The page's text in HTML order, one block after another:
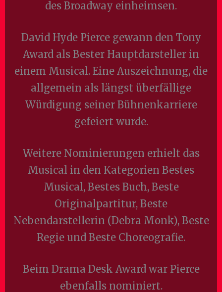
des Broadway einheimsen.
David Hyde Pierce gewann den Tony
Award als Bester Hauptdarsteller in
einem Musical. Eine Auszeichnung, die
allgemein als längst überfällige
Würdigung seiner Bühnenkarriere
gefeiert wurde.
Weitere Nominierungen erhielt das
Musical in den Kategorien Bestes
Musical, Bestes Buch, Beste
Originalpartitur, Beste
Nebendarstellerin (Debra Monk), Beste
Regie und Beste Choreografie.
Beim Drama Desk Award war Pierce
ebenfalls nominiert.